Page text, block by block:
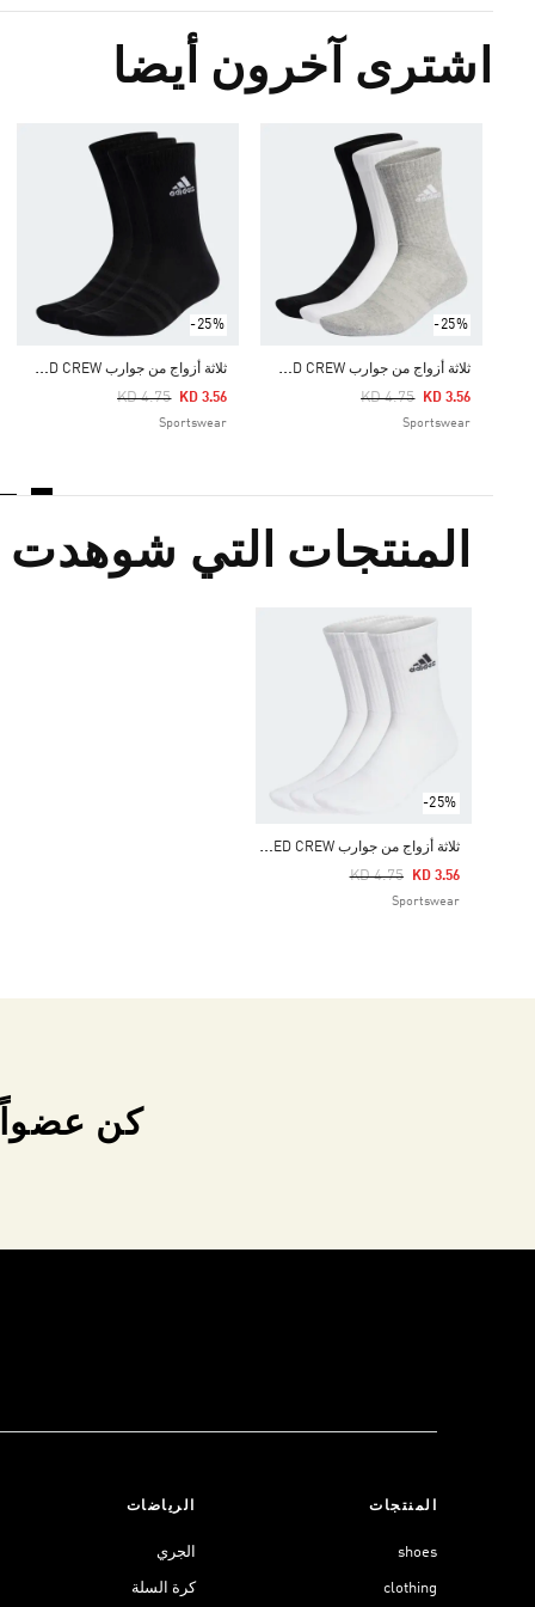
اشترى آخرون أيضا
-25%
ث
لاثة أزواج من جوارب CUSHIONED CREW
Price Reduced From
KD 4.75
To KD 3.56
Sportswear
-25%
ث
لاثة أزواج من جوارب CUSHIONED CREW
Price Reduced From
KD 4.75
To KD 3.56
Sportswear
المنتجات التي شوهدت
-25%
ث
لاثة أزواج من جوارب CUSHIONED CREW
Price Reduced From
KD 4.75
To KD 3.56
Sportswear
كن عضواً
المنتجات
shoes
clothing
الرياضات
الجري
كرة السلة